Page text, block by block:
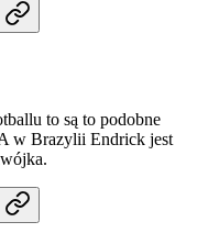
to są to podobne
w Brazylii Endrick jest